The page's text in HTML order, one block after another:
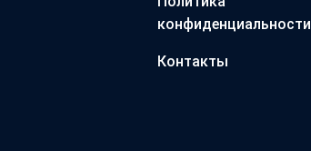
конфиденциальности
Контакты